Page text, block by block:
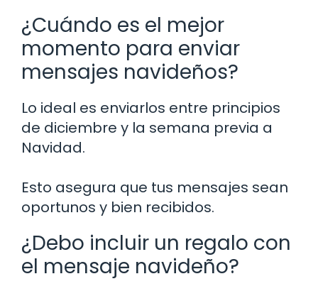
¿Cuándo es el mejor
momento para enviar
mensajes navideños?
Lo ideal es enviarlos entre principios
de diciembre y la semana previa a
Navidad.
Esto asegura que tus mensajes sean
oportunos y bien recibidos.
¿Debo incluir un regalo con
el mensaje navideño?